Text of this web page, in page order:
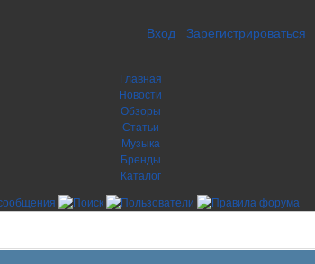
Вход Зарегистрироваться
Главная
Новости
Обзоры
Статьи
Музыка
Бренды
Каталог